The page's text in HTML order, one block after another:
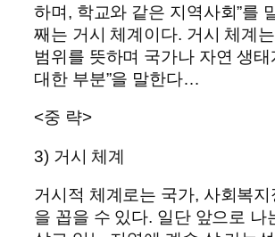
하며, 학교와 같은 지역사회”를
째는 거시 체계이다. 거시 체계
범위를 뜻하며 국가나 자연 생태
대한 부분”을 말한다…
<중 략>
3) 거시 체계
거시적 체계로는 국가, 사회복
을 꼽을 수 있다. 일단 앞으로 나